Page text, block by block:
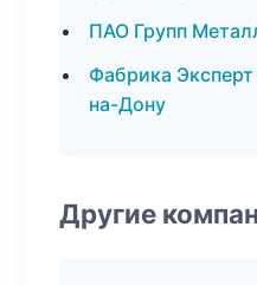
ПАО Групп
Фабрика
на-Дону
Другие